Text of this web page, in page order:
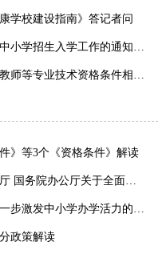
学校建设指南》答记者问
《安徽省教育厅关于做好2021年普通中小学招生入学工作的通知》政策解读
安徽省中小学幼儿园和中等职业学校教师等专业技术资格条件相关政策问答
》等3个《资格条件》解读
教育部有关负责人就《中共中央办公厅 国务院办公厅关于全面加强和改进新时代学校体育工作的意见》答记者问
教育部基础教育司负责人就《关于进一步激发中小学办学活力的若干意见》答记者问
政策解读